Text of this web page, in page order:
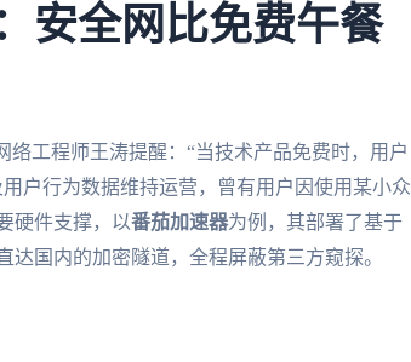
安全网比免费午餐
络工程师王涛提醒：“当技术产品免费时，用户
户行为数据维持运营，曾有用户因使用某小众
硬件支撑，以番茄加速器为例，其部署了基于
国内的加密隧道，全程屏蔽第三方窥探。